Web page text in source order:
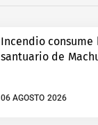
Incendio consume
santuario de
06 AGOSTO 2026